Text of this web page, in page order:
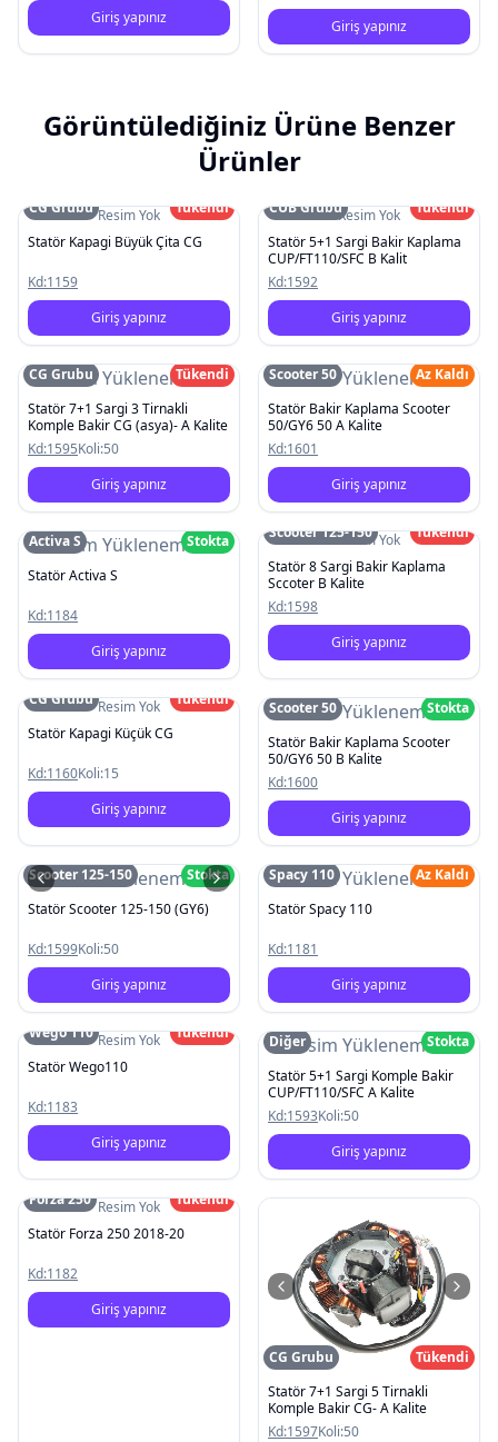
Giriş yapınız Giriş yapınız
Görüntülediğiniz Ürüne Benzer
Ürünler
Resim Yok
CG Grubu
Tükendi
Statör Kapagi Büyük Çita CG
Kd:1159
Giriş yapınız
Resim Yok
CUB Grubu
Tükendi
Statör 5+1 Sargi Bakir Kaplama
CUP/FT110/SFC B Kalit
Kd:1592
Giriş yapınız
Resim Yüklenemedi
CG Grubu
Tükendi
Statör 7+1 Sargi 3 Tirnakli
Komple Bakir CG (asya)- A Kalite
Kd:1595Koli:50
Giriş yapınız
Resim Yüklenemedi
Scooter 50
Az Kaldı
Statör Bakir Kaplama Scooter
50/GY6 50 A Kalite
Kd:1601
Giriş yapınız
Resim Yüklenemedi
Activa S
Stokta
Statör Activa S
Kd:1184
Giriş yapınız
Resim Yok
Scooter 125-150
Tükendi
Statör 8 Sargi Bakir Kaplama
Sccoter B Kalite
Kd:1598
Giriş yapınız
Resim Yok
CG Grubu
Tükendi
Statör Kapagi Küçük CG
Kd:1160Koli:15
Giriş yapınız
Resim Yüklenemedi
Scooter 50
Stokta
Statör Bakir Kaplama Scooter
50/GY6 50 B Kalite
Kd:1600
Giriş yapınız
Resim Yüklenemedi
Scooter 125-150
Stokta
Statör Scooter 125-150 (GY6)
Kd:1599Koli:50
Giriş yapınız
Resim Yüklenemedi
Spacy 110
Az Kaldı
Statör Spacy 110
Kd:1181
Giriş yapınız
Resim Yok
Wego 110
Tükendi
Statör Wego110
Kd:1183
Giriş yapınız
Resim Yüklenemedi
Diğer
Stokta
Statör 5+1 Sargi Komple Bakir
CUP/FT110/SFC A Kalite
Kd:1593Koli:50
Giriş yapınız
Resim Yok
Forza 250
Tükendi
Statör Forza 250 2018-20
Kd:1182
Giriş yapınız
CG Grubu
Tükendi
Statör 7+1 Sargi 5 Tirnakli
Komple Bakir CG- A Kalite
Kd:1597Koli:50